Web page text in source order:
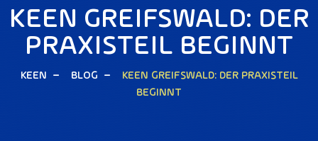
KEEN GREIFSWALD: DER
PRAXISTEIL BEGINNT
KEEN BLOG
KEEN GREIFSWALD: DER PRAXISTEIL
BEGINNT